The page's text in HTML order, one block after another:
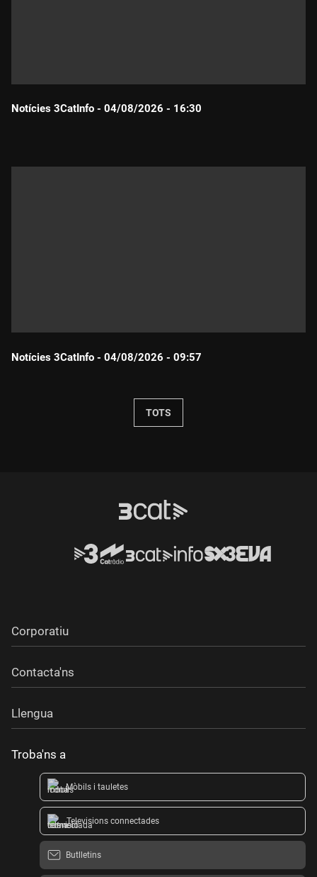
Notícies 3CatInfo - 04/08/2026 - 16:30
Notícies 3CatInfo - 04/08/2026 - 09:57
TOTS
Corporatiu
Contacta'ns
Llengua
Troba'ns a
Mòbils i tauletes
Televisions connectades
Butlletins